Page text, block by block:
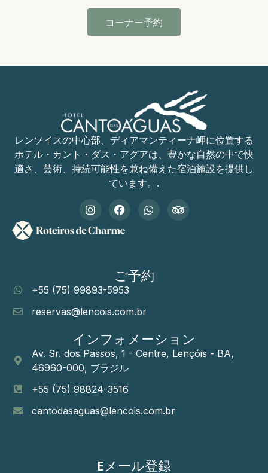
コーナー予約
レンソイスの中心部、ディアマンティーナ岬に位置する
ホテル・カント・ダス・アグアは、豊かな自然の中で快
適さ、芸術、持続可能性を兼ね備えた宿泊施設を提供し
ています。.
ご予約
+55 (75) 99893-5953
reservas@lencois.com.br
インフォメーション
Av. Sr. dos Passos, 1 - Centre, Lençóis - BA,
46960-000, ブラジル
+55 (75) 98824-3516
cantodasaguas@lencois.com.br
Eメール登録